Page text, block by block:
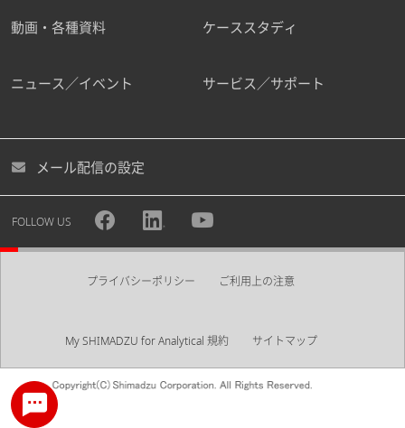
動画・各種資料 ケーススタディ
ニュース／イベント サービス／サポート
メール配信の設定
FOLLOW US
プライバシーポリシー ご利用上の注意
My SHIMADZU for Analytical 規約 サイトマップ